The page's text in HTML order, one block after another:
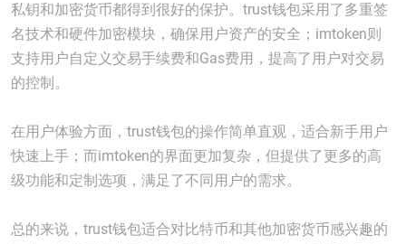
私钥和加密货币都得到很好的保护。trust钱包采用了多重签
名技术和硬件加密模块，确保用户资产的安全；imtoken则
支持用户自定义交易手续费和Gas费用，提高了用户对交易
的控制。
在用户体验方面，trust钱包的操作简单直观，适合新手用户
快速上手；而imtoken的界面更加复杂，但提供了更多的高
级功能和定制选项，满足了不同用户的需求。
总的来说，trust钱包适合对比特币和其他加密货币感兴趣的